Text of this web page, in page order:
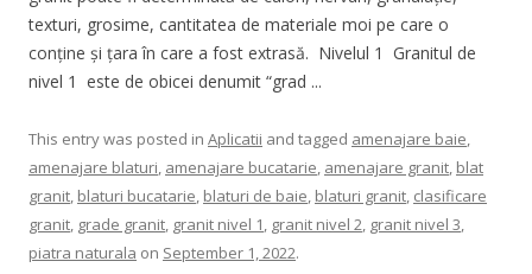
texturi, grosime, cantitatea de materiale moi pe care o
conține și țara în care a fost extrasă. Nivelul 1 Granitul de
nivel 1 este de obicei denumit “grad ...
This entry was posted in Aplicatii and tagged amenajare baie,
amenajare blaturi, amenajare bucatarie, amenajare granit, blat
granit, blaturi bucatarie, blaturi de baie, blaturi granit, clasificare
granit, grade granit, granit nivel 1, granit nivel 2, granit nivel 3,
piatra naturala on September 1, 2022.